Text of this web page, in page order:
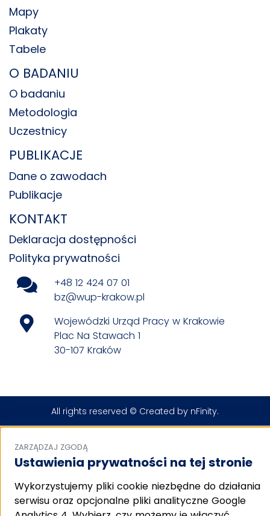
Mapy
Plakaty
Tabele
O BADANIU
O badaniu
Metodologia
Uczestnicy
PUBLIKACJE
Dane o zawodach
Publikacje
KONTAKT
Deklaracja dostępności
Polityka prywatności
+48 12 424 07 01
bz@wup-krakow.pl
Wojewódzki Urząd Pracy w Krakowie
Plac Na Stawach 1
30-107 Kraków
All rights reserved © Created by nFinity.
ZARZĄDZAJ ZGODĄ
Ustawienia prywatności na tej stronie
Wykorzystujemy pliki cookie niezbędne do działania
serwisu oraz opcjonalne pliki analityczne Google